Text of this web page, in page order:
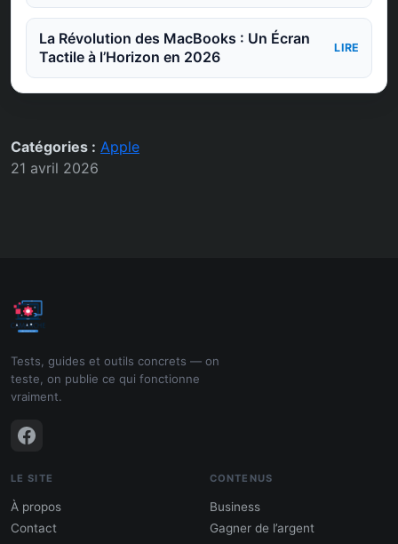
La Révolution des MacBooks : Un Écran
Tactile à l’Horizon en 2026
LIRE
Catégories : Apple
21 avril 2026
Tests, guides et outils concrets — on
teste, on publie ce qui fonctionne
vraiment.
LE SITE
À propos
Contact
CONTENUS
Business
Gagner de l’argent